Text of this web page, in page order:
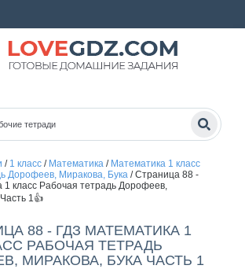
/ 1 класс/ Математика/ Математика 1 класс
Дорофеев, Миракова, Бука/Страница 88 -
1 класс Рабочая тетрадь Дорофеев,
1👍
88 - ГДЗ МАТЕМАТИКА 1
РАБОЧАЯ ТЕТРАДЬ
МИРАКОВА, БУКА ЧАСТЬ 1